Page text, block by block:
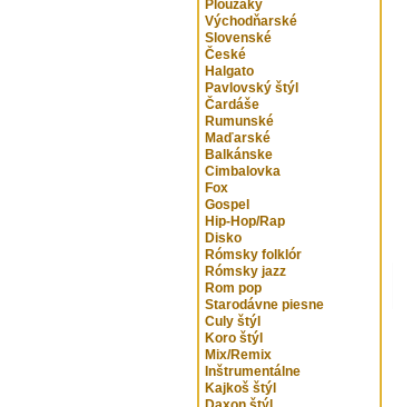
Ploužáky
Východňarské
Slovenské
České
Halgato
Pavlovský štýl
Čardáše
Rumunské
Maďarské
Balkánske
Cimbalovka
Fox
Gospel
Hip-Hop/Rap
Disko
Rómsky folklór
Rómsky jazz
Rom pop
Starodávne piesne
Culy štýl
Koro štýl
Mix/Remix
Inštrumentálne
Kajkoš štýl